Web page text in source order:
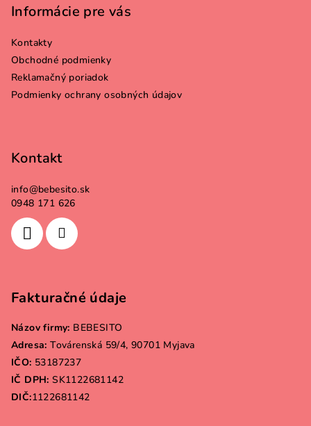
Informácie pre vás
Kontakty
Obchodné podmienky
Reklamačný poriadok
Podmienky ochrany osobných údajov
Kontakt
info@bebesito.sk
0948 171 626
Fakturačné údaje
Názov firmy: BEBESITO
Adresa: Továrenská 59/4, 90701 Myjava
IČO: 53187237
IČ DPH: SK1122681142
DIČ:1122681142